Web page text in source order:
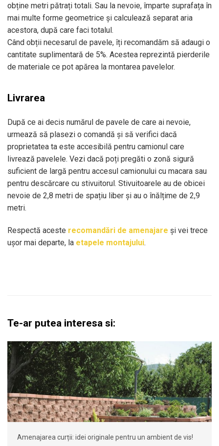
obține metri pătrați totali. Sau la nevoie, împarte suprafața în
mai multe forme geometrice și calculează separat aria
acestora, după care faci totalul.
Când obții necesarul de pavele, îți recomandăm să adaugi o
cantitate suplimentară de 5%. Acestea reprezintă pierderile
de materiale ce pot apărea la montarea pavelelor.
Livrarea
După ce ai decis numărul de pavele de care ai nevoie,
urmează să plasezi o comandă și să verifici dacă
proprietatea ta este accesibilă pentru camionul care
livrează pavelele. Vezi dacă poți pregăti o zonă sigură
suficient de largă pentru accesul camionului cu macara sau
pentru descărcare cu stivuitorul. Stivuitoarele au de obicei
nevoie de 2,8 metri de spațiu liber și au o înălțime de 2,9
metri.
Respectă aceste recomandări de amenajare și vei trece
ușor mai departe, la etapele montajului.
Te-ar putea interesa si:
Amenajarea curții: idei originale pentru un ambient de vis!